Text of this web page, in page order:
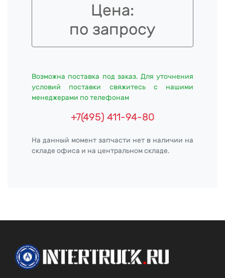
Цена:
по запросу
Возможна поставка под заказ. Для уточнения
условий поставки свяжитесь с нашими
менеджерами по телефонам
+7(495) 411-94-80
На данный момент запчасти нет в наличии на
складе офиса и на центральном складе.